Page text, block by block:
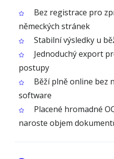
Bez registrace pro
německých stránek
Stabilní výsledky u
Jednoduchý export
postupy
Běží plně online bez
software
Placené hromadné
naroste objem